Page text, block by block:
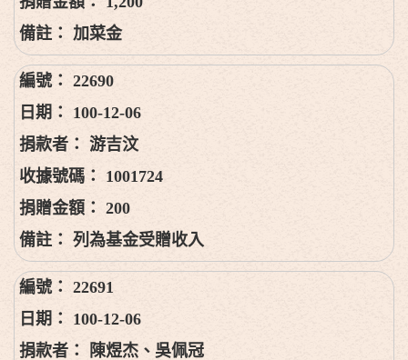
加菜金
22690
100-12-06
游吉汶
1001724
200
列為基金受贈收入
22691
100-12-06
陳煜杰、吳佩冠